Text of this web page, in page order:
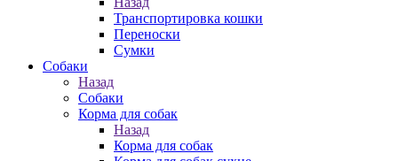
Транспортировка кошки
Переноски
Сумки
Собаки
Назад
Собаки
Корма для собак
Назад
Корма для собак